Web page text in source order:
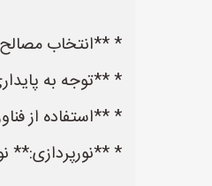
* **انتخاب
* **توجه به
* **استفاده از
* **نورپردازی:**